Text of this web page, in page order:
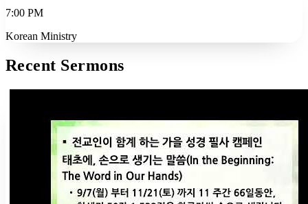
7:00 PM
Korean Ministry
Recent Sermons